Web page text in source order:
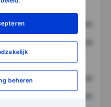
beheren
XXXXXXX
XXXXXXX XXXXXXX
XXXXXXX